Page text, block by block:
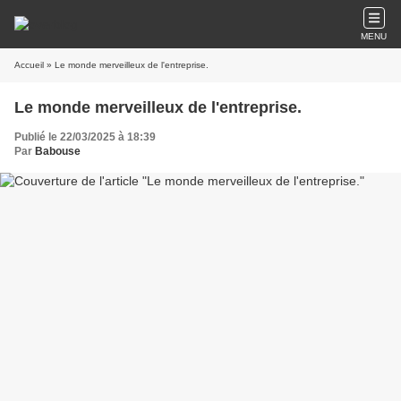
MENU
Accueil » Le monde merveilleux de l'entreprise.
Le monde merveilleux de l'entreprise.
Publié le 22/03/2025 à 18:39
Par Babouse